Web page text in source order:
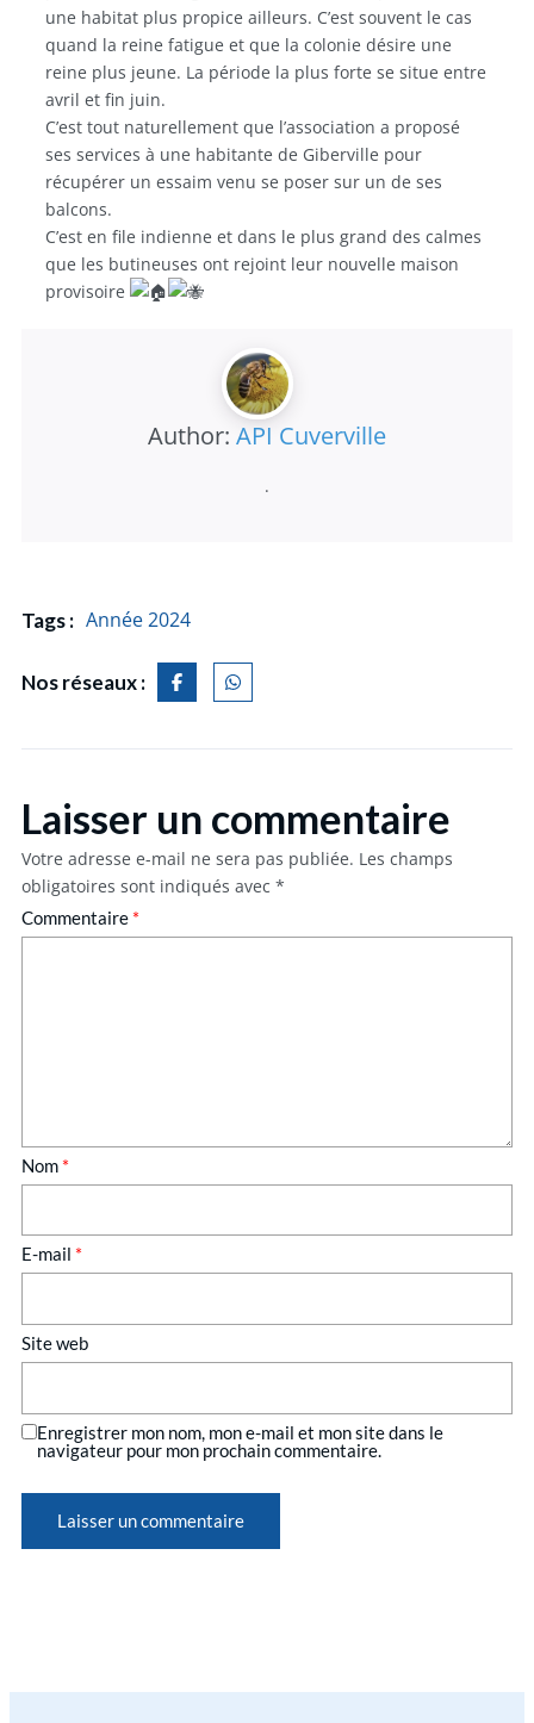
une habitat plus propice ailleurs. C’est souvent le cas
quand la reine fatigue et que la colonie désire une
reine plus jeune. La période la plus forte se situe entre
avril et fin juin.
C’est tout naturellement que l’association a proposé
ses services à une habitante de Giberville pour
récupérer un essaim venu se poser sur un de ses
balcons.
C’est en file indienne et dans le plus grand des calmes
que les butineuses ont rejoint leur nouvelle maison
provisoire
Author: API Cuverville
.
Tags : Année 2024
Nos réseaux :
Laisser un commentaire
Votre adresse e-mail ne sera pas publiée. Les champs
obligatoires sont indiqués avec *
Commentaire *
Nom *
E-mail *
Site web
Enregistrer mon nom, mon e-mail et mon site dans le
navigateur pour mon prochain commentaire.